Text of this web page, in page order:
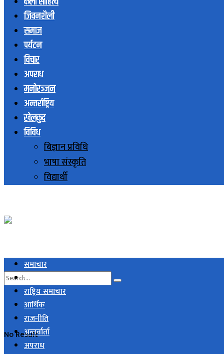
जिवनशैली
समाज
पर्यटन
विचार
अपराध
मनोरञ्जन
अन्तर्राष्ट्रिय
खेलकुद
विविध
बिज्ञान प्रविधि
भाषा संस्कृति
विद्यार्थी
No Result
समाचार
स्थानिय समाचार
राष्ट्रिय समाचार
आर्थिक
राजनीति
अन्तर्वार्ता
अपराध